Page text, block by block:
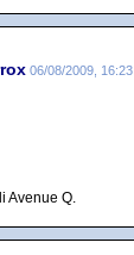
06/08/2009, 16:23
Avenue Q.